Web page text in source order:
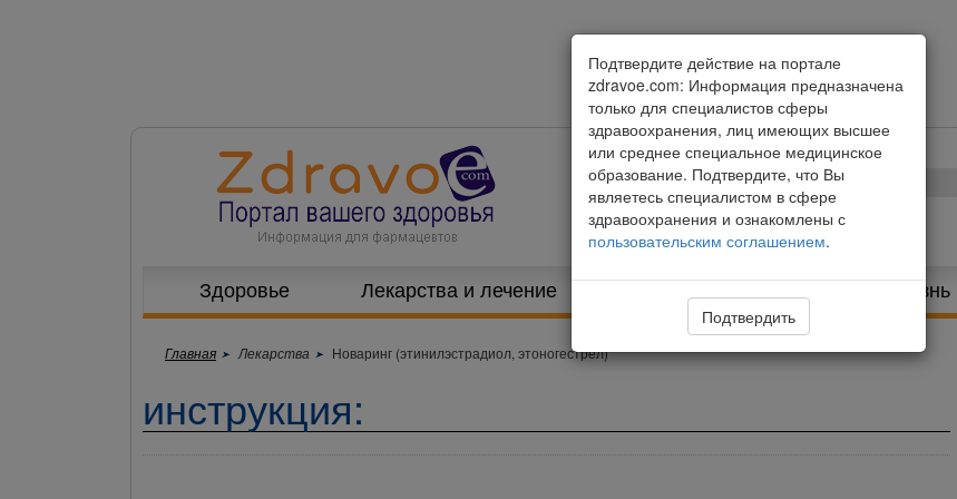
Здоровье Лекарства и лечение Питание и диета Здоровая жизнь
Главная Лекарства Новаринг (этинилэстрадиол, этоногестрел)
инструкция:
Подтвердите действие на портале
zdravoe.com: Информация предназначена
только для специалистов сферы
здравоохранения, лиц имеющих высшее
или среднее специальное медицинское
образование. Подтвердите, что Вы
являетесь специалистом в сфере
здравоохранения и ознакомлены с
пользовательским соглашением.
Подтвердить